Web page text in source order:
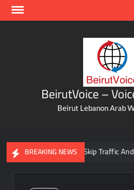
Skip
BeirutVoice –
Beirut Lebanon Arab
BREAKING NEWS
You Can Now Skip Traffic And